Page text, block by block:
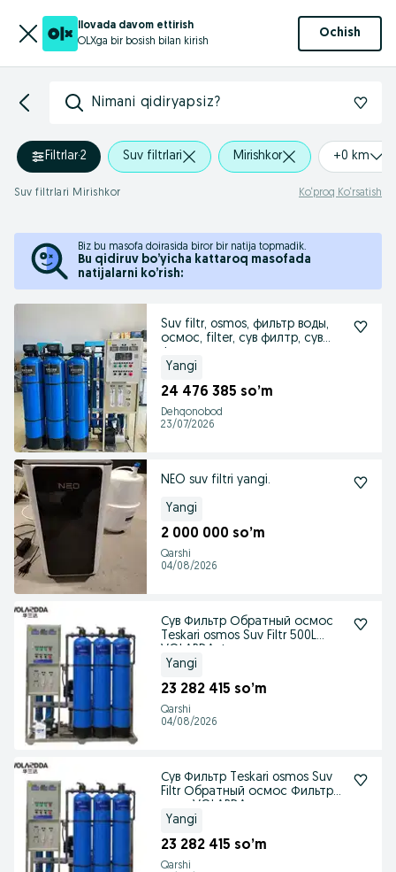
Ilovada davom ettirish
OLXga bir bosish bilan kirish
Ochish
Nimani qidiryapsiz?
Filtrlar·2 Suv filtrlari Mirishkor +0 km
Suv filtrlari Mirishkor Ko‘proq Ko‘rsatish
Biz bu masofa doirasida biror bir natija topmadik.
Bu qidiruv bo’yicha kattaroq masofada
natijalarni ko’rish:
Suv filtr, osmos, фильтр воды,
осмос, filter, сув филтр, сув
Yangi
24 476 385 so’m
Dehqonobod
23/07/2026
NEO suv filtri yangi.
Yangi
2 000 000 so’m
Qarshi
04/08/2026
Сув Фильтр Обратный осмос
Teskari osmos Suv Filtr 500L
Yangi
23 282 415 so’m
Qarshi
04/08/2026
Сув Фильтр Teskari osmos Suv
Filtr Обратный осмос Фильтр
Yangi
23 282 415 so’m
Qarshi